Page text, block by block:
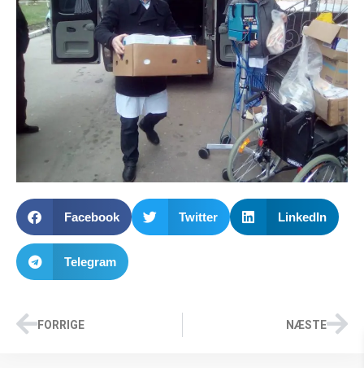
Facebook Twitter LinkedIn
Telegram
FORRIGE NÆSTE